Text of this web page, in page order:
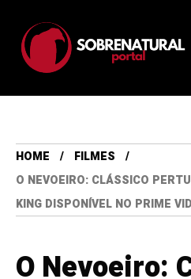
HOME
FILMES
O NEVOEIRO: CLÁSSICO
KING DISPONÍVEL NO PRIME
O Nevoeiro: